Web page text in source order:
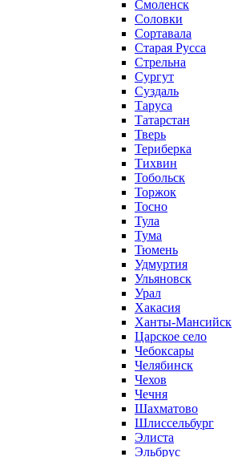
Смоленск
Соловки
Сортавала
Старая Русса
Стрельна
Сургут
Суздаль
Таруса
Татарстан
Тверь
Териберка
Тихвин
Тобольск
Торжок
Тосно
Тула
Тума
Тюмень
Удмуртия
Ульяновск
Урал
Хакасия
Ханты-Мансийск
Царское село
Чебоксары
Челябинск
Чехов
Чечня
Шахматово
Шлиссельбург
Элиста
Эльбрус